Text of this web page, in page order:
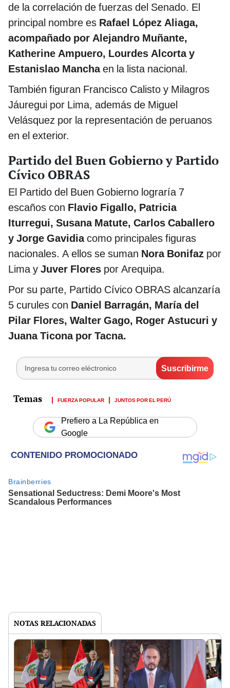
de la correlación de fuerzas del Senado. El
principal nombre es Rafael López Aliaga,
acompañado por Alejandro Muñante,
Katherine Ampuero, Lourdes Alcorta y
Estanislao Manchaen la lista nacional.
También figuran Francisco Calisto y Milagros
Jáuregui por Lima, además de Miguel
Velásquez por la representación de peruanos
en el exterior.
Partido del Buen Gobierno y Partido
Cívico OBRAS
El Partido del Buen Gobierno lograría 7
escaños con Flavio Figallo, Patricia
Iturregui, Susana Matute, Carlos Caballero
y Jorge Gavidiacomo principales figuras
nacionales. A ellos se suman Nora Bonifaz por
Lima y Juver Flores por Arequipa.
Por su parte, Partido Cívico OBRAS alcanzaría
5 curules con Daniel Barragán, María del
Pilar Flores, Walter Gago, Roger Astucuri y
Juana Ticona por Tacna.
FUERZA POPULAR JUNTOS POR EL PERÚ
Prefiero a La República en
Google
NOTAS RELACIONADAS